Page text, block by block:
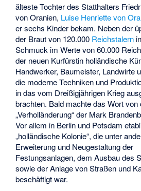
älteste Tochter des Statthalters
von Oranien, Luise Henriette von
er sechs Kinder bekam. Neben der
der Braut von 120.000 Reichstalern
Schmuck im Werte von 60.000
der neuen Kurfürstin holländische
Handwerker, Baumeister, Landwirte
die moderne Techniken und
in das vom Dreißigjährigen Krieg
brachten. Bald machte das Wort von
„Verholländerung“ der Mark
Vor allem in Berlin und Potsdam
„holländische Kolonie“, die unter
Erweiterung und Neugestaltung der
Festungsanlagen, dem Ausbau des
sowie der Anlage von Straßen und
beschäftigt war.